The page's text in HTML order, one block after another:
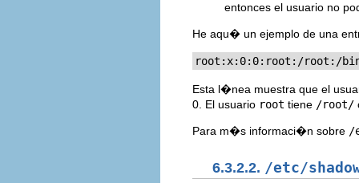
entonces el usuario no
He aqu� un ejemplo de una
root:x:0:0:root:/root:/
Esta l�nea muestra que el
0. El usuario root tiene /root/
Para m�s informaci�n sobre /
6.3.2.2. /etc/